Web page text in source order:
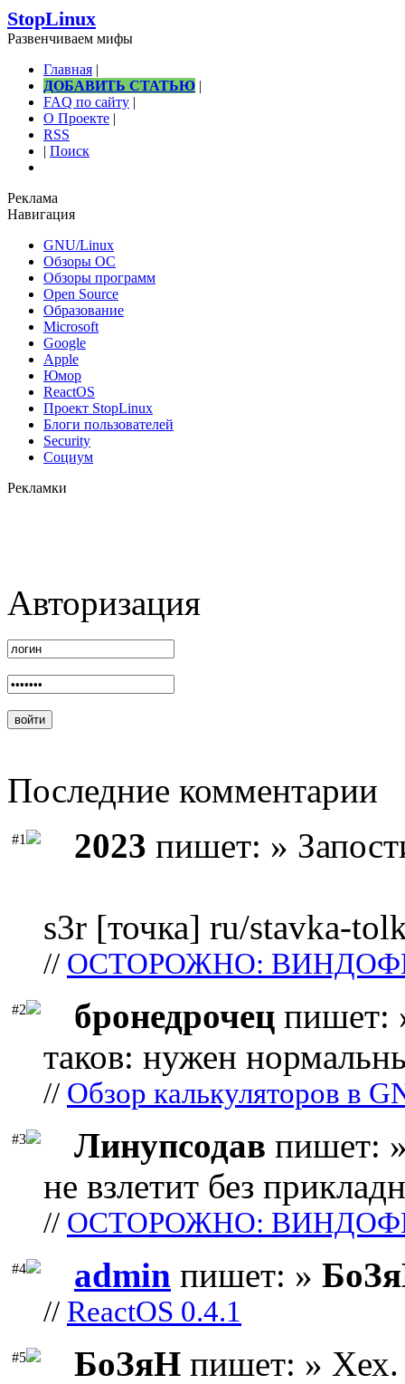
StopLinux
Развенчиваем мифы
Главная |
ДОБАВИТЬ СТАТЬЮ |
FAQ по сайту |
О Проекте |
RSS
| Поиск
Реклама
Навигация
GNU/Linux
Обзоры ОС
Обзоры программ
Open Source
Образование
Microsoft
Google
Apple
Юмор
ReactOS
Проект StopLinux
Блоги пользователей
Security
Социум
Рекламки
Авторизация
Последние комментарии
#1 2023 пишет: »
s3r [точка] ru/stavka-
// ОСТОРОЖНО:
#2 бронедрочец пишет:
таков: нужен
// Обзор калькуляторов в
#3 Линупсодав пишет:
не взлетит без
// ОСТОРОЖНО:
#4 admin пишет: »
// ReactOS 0.4.1
#5 БоЗяН пишет: » Хех.